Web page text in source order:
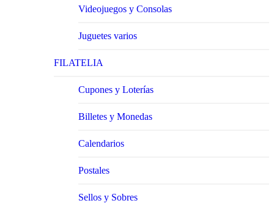
Videojuegos y Consolas
Juguetes varios
FILATELIA
Cupones y Loterías
Billetes y Monedas
Calendarios
Postales
Sellos y Sobres